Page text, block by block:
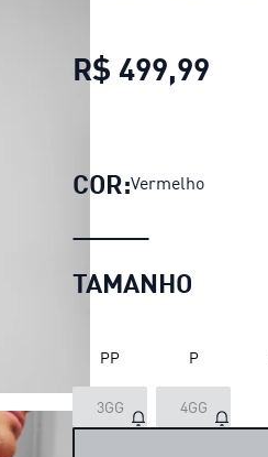
R$ 499,99
COR:Vermelho
TAMANHO
PP P
3GG 4GG